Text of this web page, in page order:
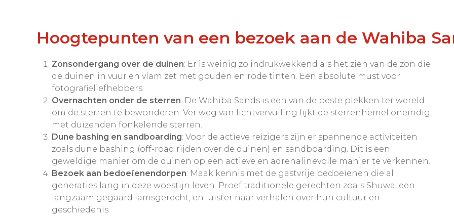
Hoogtepunten van een bezoek aan de Wahiba
Zonsondergang over de duinen: Er is weinig zo indrukwekkend als het zien van de zon die
de duinen in vuur en vlam zet met gouden en rode tinten. Een absolute must voor
fotografieliefhebbers.
Overnachten onder de sterren: De Wahiba Sands is een van de beste plekken ter wereld
om de sterren te bewonderen. Ver weg van lichtvervuiling lijkt de sterrenhemel oneindig,
met duizenden fonkelende sterren.
Dune bashing en sandboarding: Voor de actieve reizigers zijn er spannende activiteiten
zoals dune bashing (off-road rijden over de duinen) en sandboarding. Dit is een
geweldige manier om de duinen op een actieve en adrenalinevolle manier te verkennen.
Bezoek aan bedoeïenendorpen: Maak kennis met de gastvrije bedoeïenen die al
generaties lang in deze woestijn leven. Proef traditionele gerechten zoals Shuwa, een
langzaam gegaard lamsgerecht, en luister naar verhalen over hun cultuur en
geschiedenis.